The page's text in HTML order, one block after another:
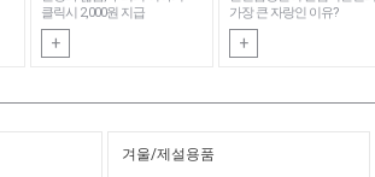
클릭시 2,000원 지급
+
가장 큰 자랑인 이유?
+
겨울/제설용품